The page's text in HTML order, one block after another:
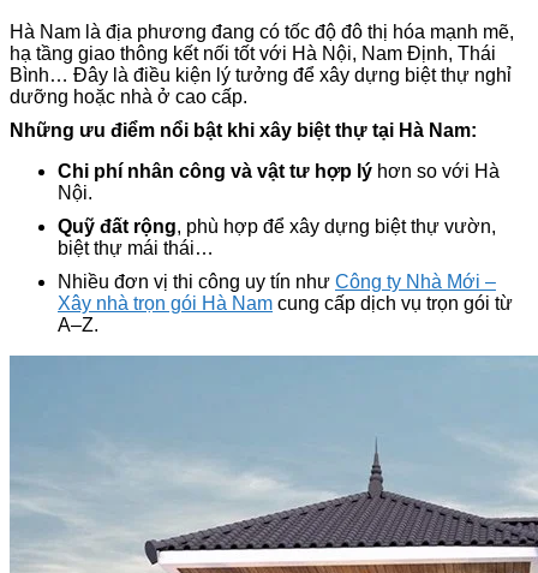
Hà Nam là địa phương đang có tốc độ đô thị hóa mạnh mẽ,
hạ tầng giao thông kết nối tốt với Hà Nội, Nam Định, Thái
Bình… Đây là điều kiện lý tưởng để xây dựng biệt thự nghỉ
dưỡng hoặc nhà ở cao cấp.
Những ưu điểm nổi bật khi xây biệt thự tại Hà Nam:
Chi phí nhân công và vật tư hợp lý hơn so với Hà
Nội.
Quỹ đất rộng, phù hợp để xây dựng biệt thự vườn,
biệt thự mái thái…
Nhiều đơn vị thi công uy tín như Công ty Nhà Mới –
Xây nhà trọn gói Hà Nam cung cấp dịch vụ trọn gói từ
A–Z.